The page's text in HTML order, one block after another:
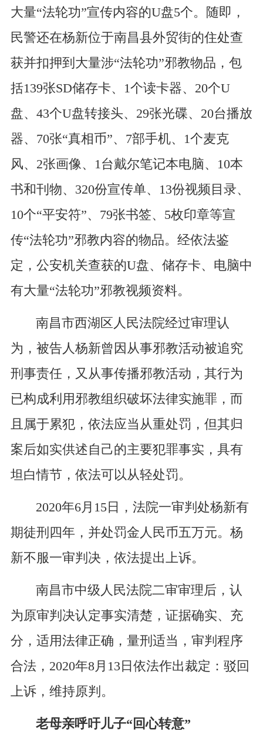
大量“法轮功”宣传内容的U盘5个。随即，
民警还在杨新位于南昌县外贸街的住处查
获并扣押到大量涉“法轮功”邪教物品，包
括139张SD储存卡、1个读卡器、20个U
盘、43个U盘转接头、29张光碟、20台播放
器、70张“真相币”、7部手机、1个麦克
风、2张画像、1台戴尔笔记本电脑、10本
书和刊物、320份宣传单、13份视频目录、
10个“平安符”、79张书签、5枚印章等宣
传“法轮功”邪教内容的物品。经依法鉴
定，公安机关查获的U盘、储存卡、电脑中
有大量“法轮功”邪教视频资料。
南昌市西湖区人民法院经过审理认
为，被告人杨新曾因从事邪教活动被追究
刑事责任，又从事传播邪教活动，其行为
已构成利用邪教组织破坏法律实施罪，而
且属于累犯，依法应当从重处罚，但其归
案后如实供述自己的主要犯罪事实，具有
坦白情节，依法可以从轻处罚。
2020年6月15日，法院一审判处杨新有
期徒刑四年，并处罚金人民币五万元。杨
新不服一审判决，依法提出上诉。
南昌市中级人民法院二审审理后，认
为原审判决认定事实清楚，证据确实、充
分，适用法律正确，量刑适当，审判程序
合法，2020年8月13日依法作出裁定：驳回
上诉，维持原判。
老母亲呼吁儿子“回心转意”